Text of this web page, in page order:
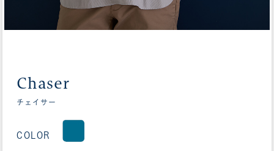
Chaser
チェイサー
COLOR